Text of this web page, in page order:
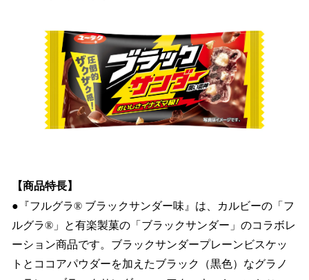
【商品特長】
●『フルグラ® ブラックサンダー味』は、カルビーの「フ
ルグラ®」と有楽製菓の「ブラックサンダー」のコラボレ
ーション商品です。ブラックサンダープレーンビスケッ
トとココアパウダーを加えたブラック（黒色）なグラノ